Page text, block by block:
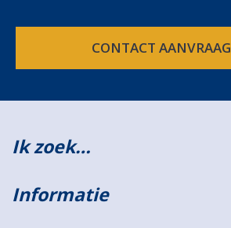
CONTACT AANVRAAG
Ik zoek…
Informatie